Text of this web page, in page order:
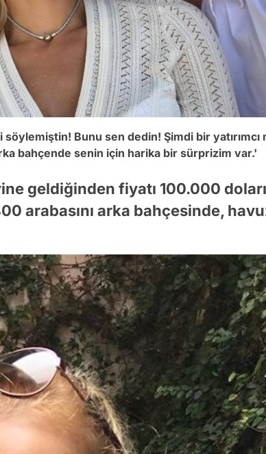
Bunu sen dedin! Şimdi bir yatırımcı
bahçende senin için harika bir sürprizim var.'
geldiğinden fiyatı 100.000
arabasını arka bahçesinde,